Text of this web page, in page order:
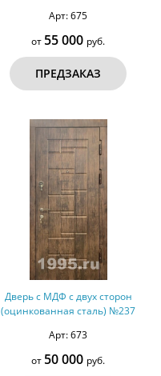
Арт: 675
от 55 000 руб.
ПРЕДЗАКАЗ
Дверь с МДФ с двух сторон
(оцинкованная сталь) №237
Арт: 673
от 50 000 руб.